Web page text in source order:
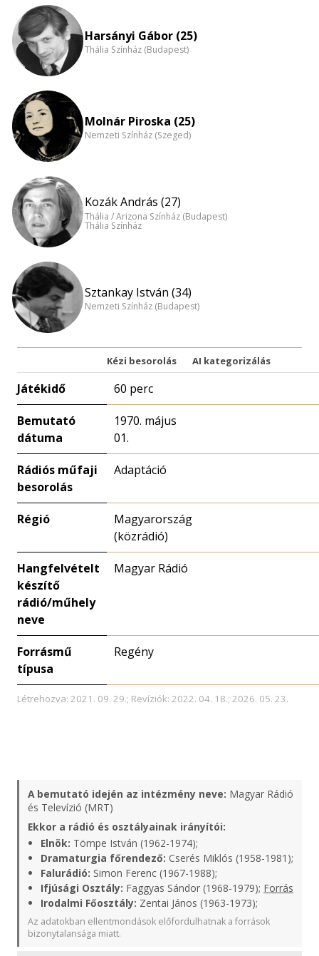
Harsányi Gábor (25)
Thália Színház (Budapest)
Molnár Piroska (25)
Nemzeti Színház (Szeged)
Kozák András (27)
Thália / Arizona Színház (Budapest)
Thália Színház
Sztankay István (34)
Nemzeti Színház (Budapest)
Kézi besorolás AI kategorizálás
Játékidő 60 perc
Bemutató
dátuma
1970. május
01.
Rádiós műfaji
besorolás
Adaptáció
Régió
Magyarország
(közrádió)
Hangfelvételt
készítő
rádió/műhely
neve
Magyar Rádió
Forrásmű
típusa
Regény
Létrehozva: 2021. 09. 29.; Revíziók: 2022. 04. 18.; 2026. 05. 23.
A bemutató idején az intézmény neve: Magyar Rádió
és Televízió (MRT)
Ekkor a rádió és osztályainak irányítói:
Elnök: Tömpe István (1962-1974);
Dramaturgia főrendező: Cserés Miklós (1958-1981);
Falurádió: Simon Ferenc (1967-1988);
Ifjúsági Osztály: Faggyas Sándor (1968-1979); Forrás
Irodalmi Főosztály: Zentai János (1963-1973);
Az adatokban ellentmondások előfordulhatnak a források
bizonytalansága miatt.